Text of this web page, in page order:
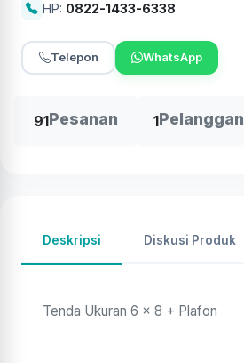
HP: 0822-1433-6338
Telepon WhatsApp
91Pesanan 1Pelanggan
Deskripsi Diskusi Produk
Tenda Ukuran 6 x 8 + Plafon